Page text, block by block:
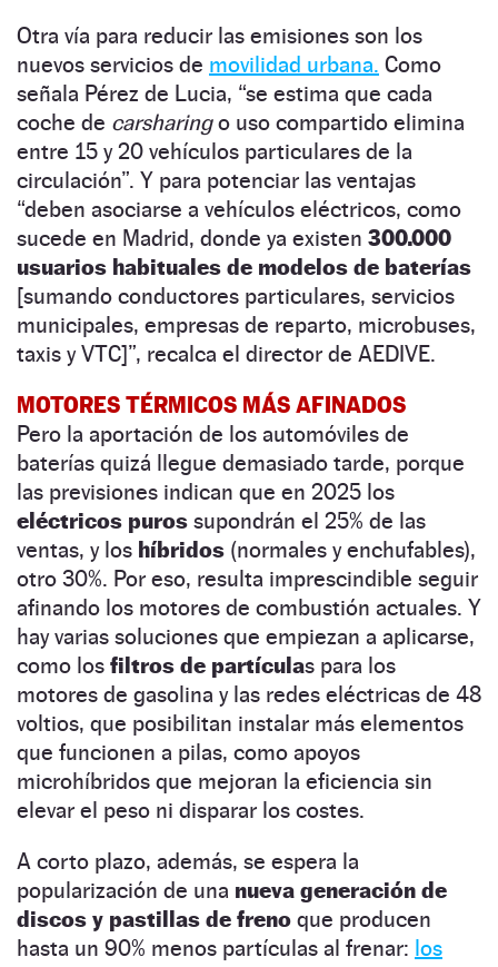
Otra vía para reducir las emisiones son los
nuevos servicios de movilidad urbana. Como
señala Pérez de Lucia, “se estima que cada
coche de carsharingo uso compartido elimina
entre 15 y 20 vehículos particulares de la
circulación”. Y para potenciar las ventajas
“deben asociarse a vehículos eléctricos, como
sucede en Madrid, donde ya existen 300.000
usuarios habituales de modelos de baterías
[sumando conductores particulares, servicios
municipales, empresas de reparto, microbuses,
taxis y VTC]”, recalca el director de AEDIVE.
MOTORES TÉRMICOS MÁS AFINADOS
Pero la aportación de los automóviles de
baterías quizá llegue demasiado tarde, porque
las previsiones indican que en 2025 los
eléctricos puros supondrán el 25% de las
ventas, y los híbridos (normales y enchufables),
otro 30%. Por eso, resulta imprescindible seguir
afinando los motores de combustión actuales. Y
hay varias soluciones que empiezan a aplicarse,
como los filtros de partícu­las para los
motores de gasolina y las redes eléctricas de 48
voltios, que posibilitan instalar más elementos
que funcionen a pilas, como apoyos
microhíbridos que mejoran la eficiencia sin
elevar el peso ni disparar los costes.
A corto plazo, además, se espera la
popularización de una nueva generación de
discos y pastillas de freno que producen
hasta un 90% menos partículas al frenar: los